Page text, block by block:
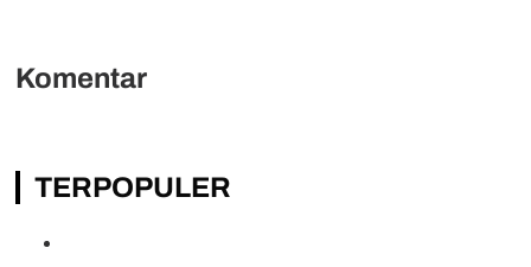
Komentar
TERPOPULER